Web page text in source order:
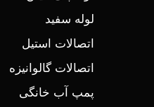
لوله سفید
اتصالات استیل
اتصالات گالوانیزه
پمپ آب خانگی